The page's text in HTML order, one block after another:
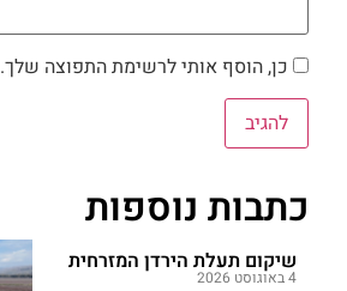
כן, הוסף אותי לרשימת התפוצה שלך.
כתבות נוספות
שיקום תעלת הירדן המזרחית
4 באוגוסט 2026